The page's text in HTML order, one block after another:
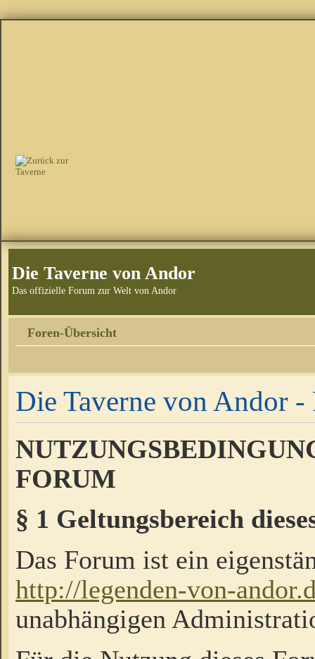
Die Taverne von Andor
Das offizielle Forum zur Welt von Andor
Foren-Übersicht
Die Taverne von Andor -
FORUM
§ 1 Geltungsbereich
Das Forum ist ein
http://legenden-von-
unabhängigen